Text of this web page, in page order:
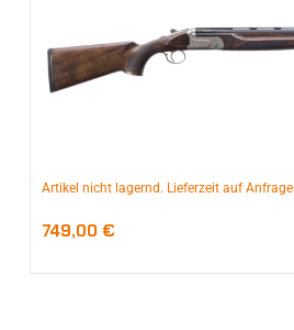
Artikel nicht lagernd. Lieferzeit auf Anfrage
749,00 €